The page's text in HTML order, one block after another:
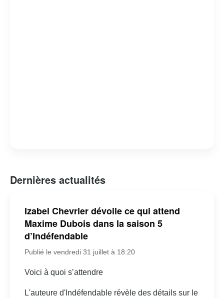
Dernières actualités
Izabel Chevrier dévoile ce qui attend
Maxime Dubois dans la saison 5
d’Indéfendable
Publié le vendredi 31 juillet à 18:20
Voici à quoi s’attendre
L'auteure d'Indéfendable révèle des détails sur le